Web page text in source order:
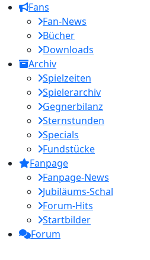
Fans
Fan-News
Bücher
Downloads
Archiv
Spielzeiten
Spielerarchiv
Gegnerbilanz
Sternstunden
Specials
Fundstücke
Fanpage
Fanpage-News
Jubiläums-Schal
Forum-Hits
Startbilder
Forum